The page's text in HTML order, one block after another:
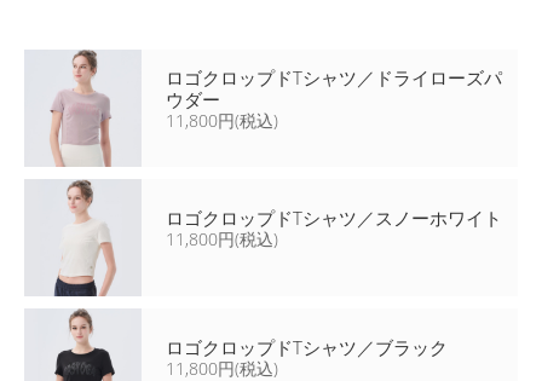
ロゴクロップドTシャツ／ドライローズパ
ウダー
11,800円(税込)
ロゴクロップドTシャツ／スノーホワイト
11,800円(税込)
ロゴクロップドTシャツ／ブラック
11,800円(税込)